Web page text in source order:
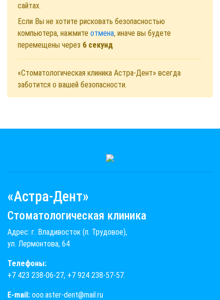
сайтах.
Если Вы не хотите рисковать безопасностью
компьютера, нажмите отмена, иначе вы будете
перемещены через 6 секунд
«Стоматологическая клиника Астра-Дент» всегда
заботится о вашей безопасности.
«Астра-Дент»
Стоматологическая клиника
Адрес: г. Владивосток (п. Трудовое),
ул. Лермонтова, 64
Телефоны:
+7 423 238-06-27, +7 924 238-57-57.
E-mail: ooo.aster-dent@mail.ru